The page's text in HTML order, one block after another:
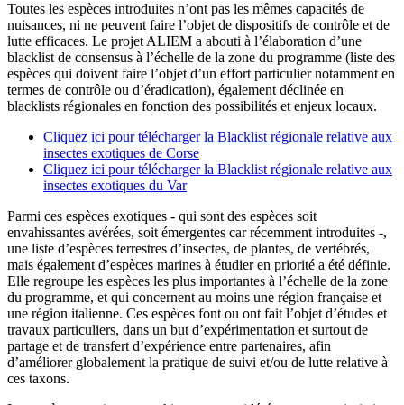
Toutes les espèces introduites n’ont pas les mêmes capacités de
nuisances, ni ne peuvent faire l’objet de dispositifs de contrôle et de
lutte efficaces. Le projet ALIEM a abouti à l’élaboration d’une
blacklist de consensus à l’échelle de la zone du programme (liste des
espèces qui doivent faire l’objet d’un effort particulier notamment en
termes de contrôle ou d’éradication), également déclinée en
blacklists régionales en fonction des possibilités et enjeux locaux.
Cliquez ici pour télécharger la Blacklist régionale relative aux
insectes exotiques de Corse
Cliquez ici pour télécharger la Blacklist régionale relative aux
insectes exotiques du Var
Parmi ces espèces exotiques - qui sont des espèces soit
envahissantes avérées, soit émergentes car récemment introduites -,
une liste d’espèces terrestres d’insectes, de plantes, de vertébrés,
mais également d’espèces marines à étudier en priorité a été définie.
Elle regroupe les espèces les plus importantes à l’échelle de la zone
du programme, et qui concernent au moins une région française et
une région italienne. Ces espèces font ou ont fait l’objet d’études et
travaux particuliers, dans un but d’expérimentation et surtout de
partage et de transfert d’expérience entre partenaires, afin
d’améliorer globalement la pratique de suivi et/ou de lutte relative à
ces taxons.